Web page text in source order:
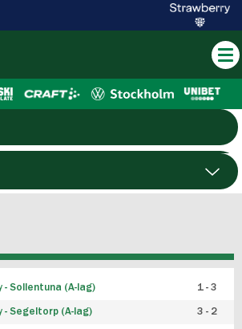
- Sollentuna (A-lag) 1 - 3
- Segeltorp (A-lag) 3 - 2